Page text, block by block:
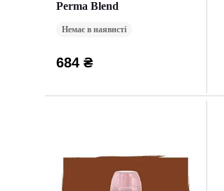
Perma Blend
Немає в наявнсті
684 ₴